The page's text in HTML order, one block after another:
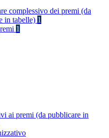
complessivo dei premi (da
in tabelle) 1
1
ai premi (da pubblicare in